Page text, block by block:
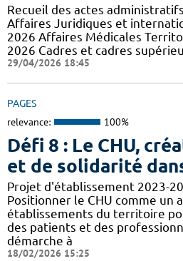
Recueil des actes
Affaires Juridiques et
2026 Affaires Médicales
2026 Cadres et cadres
29/04/2026 18:45
PAGES
relevance: 100%
Défi 8 : Le CHU,
et de solidarité
Projet d'établissement 2023-
Positionner le CHU comme un
établissements du territoire
des patients et des
démarche à
18/02/2026 15:25